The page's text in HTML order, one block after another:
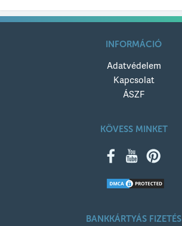
Értékelésed címe
INFORMÁCIÓ
Adatvédelem
Kapcsolat
ÁSZF
KÖVESS MINKET
BANKKÁRTYÁS FIZETÉS